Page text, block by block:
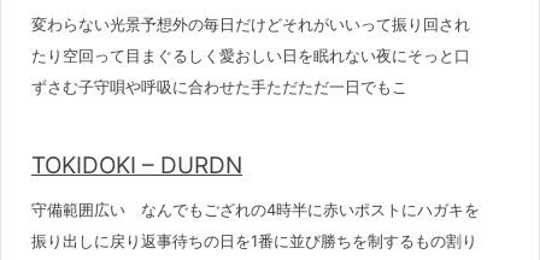
変わらない光景予想外の毎日だけどそれがいいって振り回され
たり空回って目まぐるしく愛おしい日を眠れない夜にそっと口
ずさむ子守唄や呼吸に合わせた手ただただ一日でもこ
TOKIDOKI – DURDN
守備範囲広い なんでもござれの4時半に赤いポストにハガキを
振り出しに戻り返事待ちの日を1番に並び勝ちを制するもの割り